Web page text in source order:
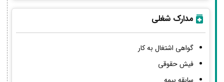
مدارک شغلی
گواهی اشتغال به کار
فیش حقوقی